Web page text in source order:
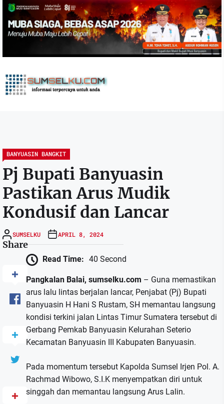
Skip
the
BANYUASIN BANGKIT
Pj Bupati Banyuasin
Pastikan Arus Mudik
Kondusif dan Lancar
SUMSELKU APRIL 8, 2024
Share
Read Time: 40 Second
Pangkalan Balai, sumselku.com – Guna memastikan
arus lalu lintas berjalan lancar, Penjabat (Pj) Bupati
Banyuasin H Hani S Rustam, SH memantau langsung
kondisi terkini jalan Lintas Timur Sumatera tersebut di
Gerbang Pemkab Banyuasin Kelurahan Seterio
Kecamatan Banyuasin III Kabupaten Banyuasin.
Pada momentum tersebut Kapolda Sumsel Irjen Pol. A.
Rachmad Wibowo, S.I.K menyempatkan diri untuk
singgah dan memantau langsung Arus Lalin.